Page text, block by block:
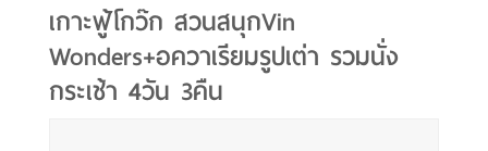
เกาะฟู้โกว๊ก สวนสนุกVin
Wonders+อควาเรียมรูปเต่า รวมนั่ง
กระเช้า 4วัน 3คืน